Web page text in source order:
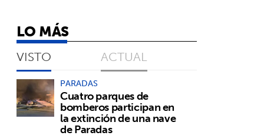
LO MÁS
VISTO ACTUAL
PARADAS
Cuatro parques de
bomberos participan en
la extinción de una nave
de Paradas